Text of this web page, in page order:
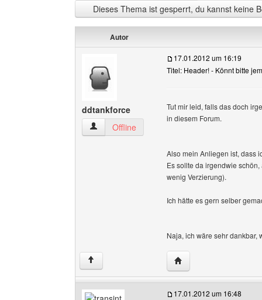
Dieses Thema ist gesperrt, du kannst keine
Autor
ddtankforce
ddtankforce Benutzer-Profile anzeigen
Offline
17.01.2012 um 16:19
Titel: Header! - Könnt bitte
Tut mir leid, falls das doch
in diesem Forum.
Also mein Anliegen ist, dass
Es sollte da irgendwie
wenig Verzierung).
Ich hätte es gern selber
Naja, ich wäre sehr
↑ Website dieses
17.01.2012 um 16:48